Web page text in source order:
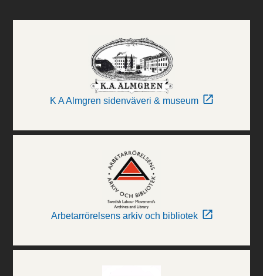
K A Almgren sidenväveri & museum
Arbetarrörelsens arkiv och bibliotek